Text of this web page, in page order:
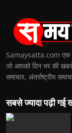
Samaysatta.com एक
जो आपको दिन भर की
समाचार, अंतर्राष्ट्रीय
सबसे ज्यादा पढ़ी गई